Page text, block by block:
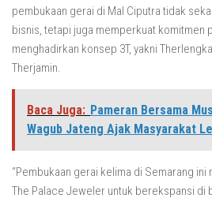
pembukaan gerai di Mal Ciputra tidak
bisnis, tetapi juga memperkuat komitmen
menghadirkan konsep 3T, yakni
Therjamin.
Baca Juga: Pameran Bersama
Wagub Jateng Ajak Masyarakat
“Pembukaan gerai kelima di Semarang ini
The Palace Jeweler untuk berekspansi di